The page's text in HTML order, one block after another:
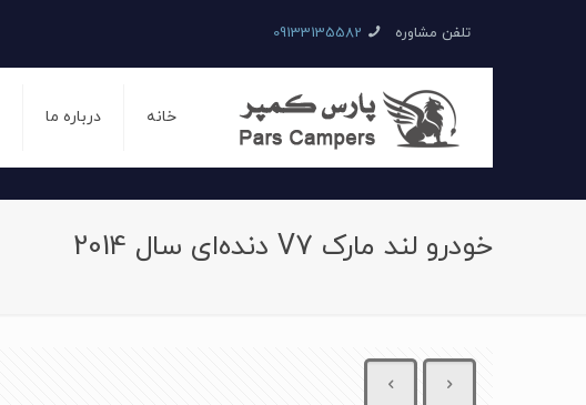
تلفن مشاوره 09133135582
خانه درباره ما
خودرو لند مارک V7 دنده‌ای سال 2014